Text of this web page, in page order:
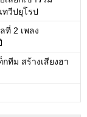
ทวีปยุโรป
ที่ 2 เพลง
ทีม สร้างเสียงฮา